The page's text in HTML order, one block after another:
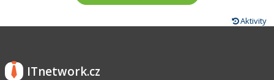
Aktivity
ITnetwork.cz